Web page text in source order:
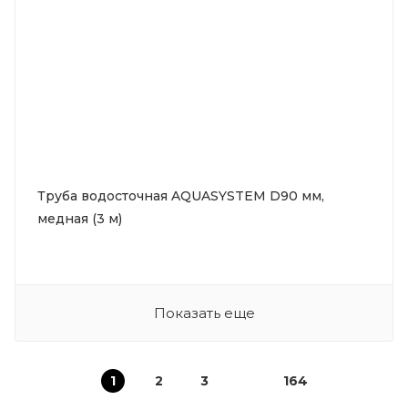
Труба водосточная AQUASYSTEM D90 мм,
медная (3 м)
Показать еще
1 2 3 164